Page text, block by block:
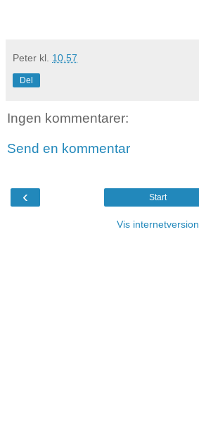
Peter kl. 10.57
Del
Ingen kommentarer:
Send en kommentar
‹ Start
Vis internetversion